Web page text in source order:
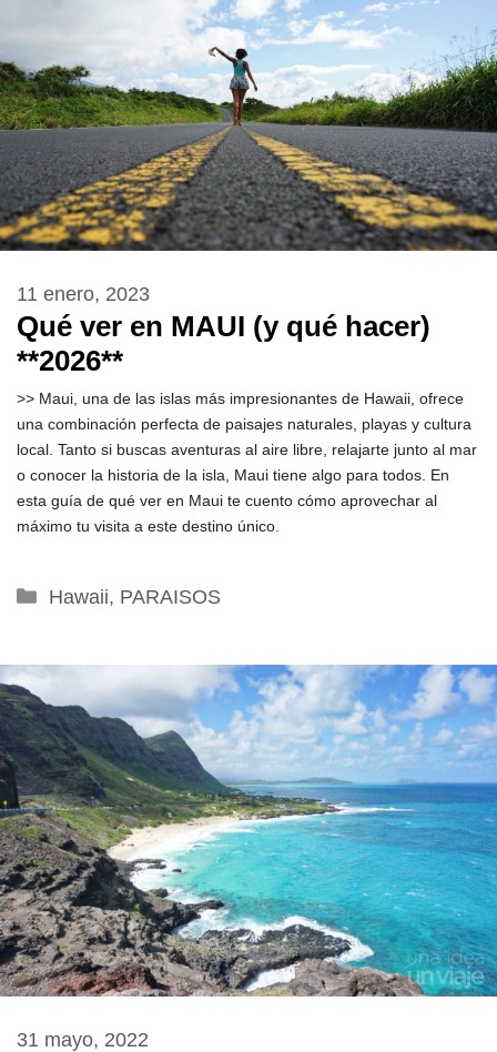
Qué ver en MAUI (y qué hacer)
**2026**
11 enero, 2023
>> Maui, una de las islas más impresionantes de Hawaii, ofrece
una combinación perfecta de paisajes naturales, playas y cultura
local. Tanto si buscas aventuras al aire libre, relajarte junto al mar
o conocer la historia de la isla, Maui tiene algo para todos. En
esta guía de qué ver en Maui te cuento cómo aprovechar al
máximo tu visita a este destino único.
Categorías
Hawaii, PARAISOS
31 mayo, 2022